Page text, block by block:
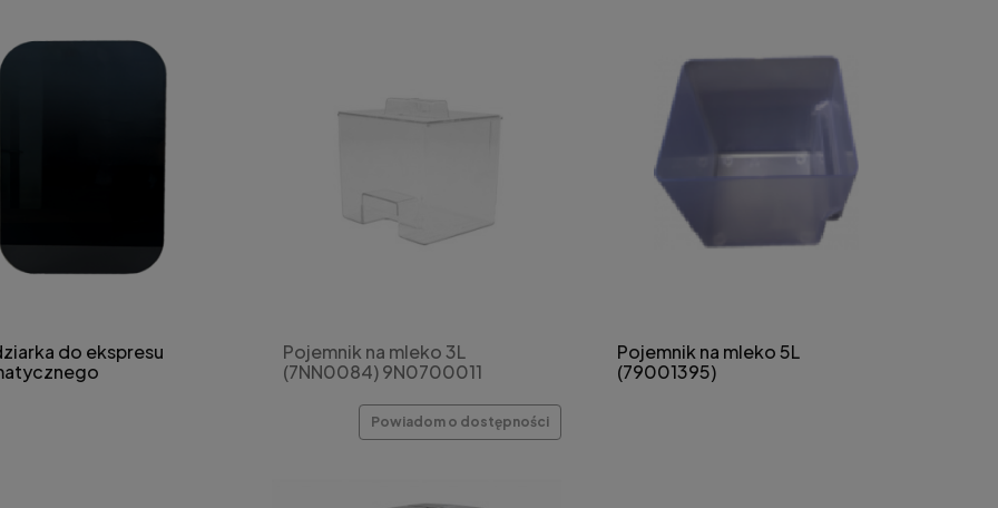
do ekspresu
Pojemnik na mleko 3L
(7NN0084) 9N0700011
Powiadom o dostępności
Pojemnik na mleko 5L
(79001395)